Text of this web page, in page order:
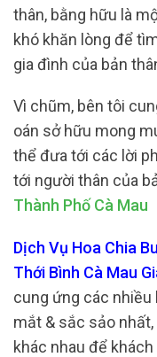
thân, bằng hữu là
khó khăn lòng để
gia đình của bản
Vì chũm, bên tôi
oán sở hữu mong
thể đưa tới các lời
tới người thân của
Thành Phố Cà Mau
Dịch Vụ Hoa Chia
Thới Bình Cà Mau
cung ứng các
mắt & sắc sảo
khác nhau để